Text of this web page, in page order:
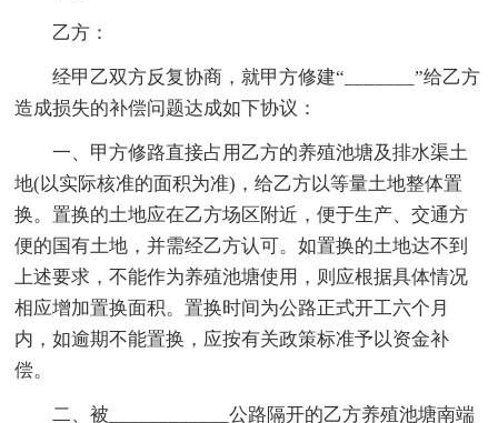
乙方：
经甲乙双方反复协商，就甲方修建“_______”给乙方
造成损失的补偿问题达成如下协议：
一、甲方修路直接占用乙方的养殖池塘及排水渠土
地(以实际核准的面积为准)，给乙方以等量土地整体置
换。置换的土地应在乙方场区附近，便于生产、交通方
便的国有土地，并需经乙方认可。如置换的土地达不到
上述要求，不能作为养殖池塘使用，则应根据具体情况
相应增加置换面积。置换时间为公路正式开工六个月
内，如逾期不能置换，应按有关政策标准予以资金补
偿。
二、被____________公路隔开的乙方养殖池塘南端